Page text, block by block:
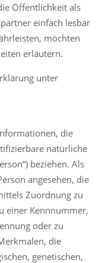
Öffentlichkeit als
einfach lesbar
möchten
erläutern.
unter
die
natürliche
beziehen. Als
angesehen, die
Zuordnung zu
einer Kennnummer,
oder zu
die
genetischen,